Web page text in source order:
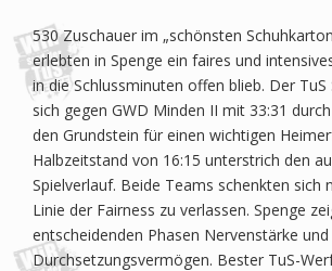
530 Zuschauer im „schönsten
erlebten in Spenge ein faires und
in die Schlussminuten offen blieb. Der
sich gegen GWD Minden II mit 33:31
den Grundstein für einen wichtigen
Halbzeitstand von 16:15 unterstrich den
Spielverlauf. Beide Teams schenkten sich
Linie der Fairness zu verlassen. Spenge
entscheidenden Phasen Nervenstärke und
Durchsetzungsvermögen. Bester TuS-